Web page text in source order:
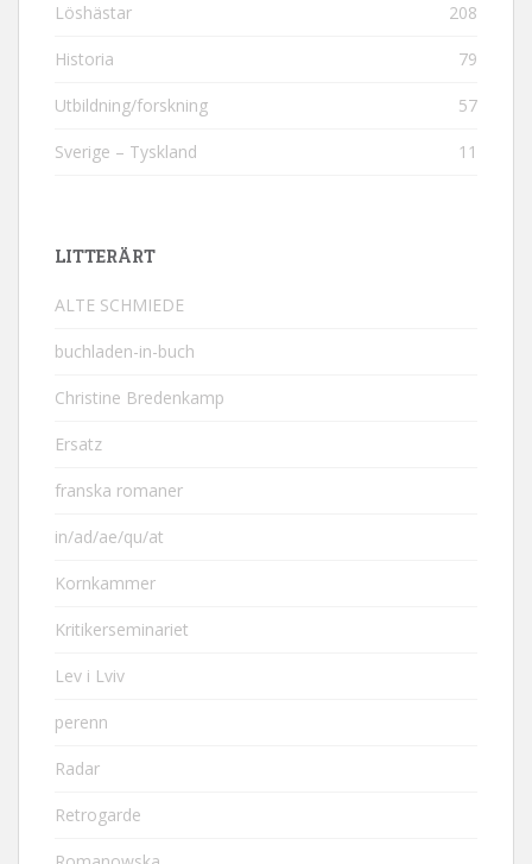
Löshästar 208
Historia 79
Utbildning/forskning 57
Sverige – Tyskland 11
LITTERÄRT
ALTE SCHMIEDE
buchladen-in-buch
Christine Bredenkamp
Ersatz
franska romaner
in/ad/ae/qu/at
Kornkammer
Kritikerseminariet
Lev i Lviv
perenn
Radar
Retrogarde